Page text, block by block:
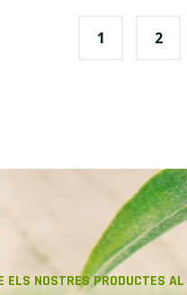
1 2
ELS NOSTRES PRODUCTES